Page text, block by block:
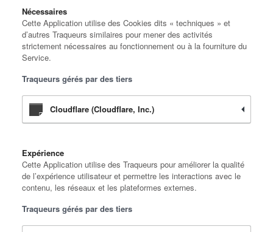
Nécessaires
Cette Application utilise des Cookies dits « techniques » et
d’autres Traqueurs similaires pour mener des activités
strictement nécessaires au fonctionnement ou à la fourniture du
Service.
Traqueurs gérés par des tiers
Cloudflare (Cloudflare, Inc.)
Expérience
Cette Application utilise des Traqueurs pour améliorer la qualité
de l’expérience utilisateur et permettre les interactions avec le
contenu, les réseaux et les plateformes externes.
Traqueurs gérés par des tiers